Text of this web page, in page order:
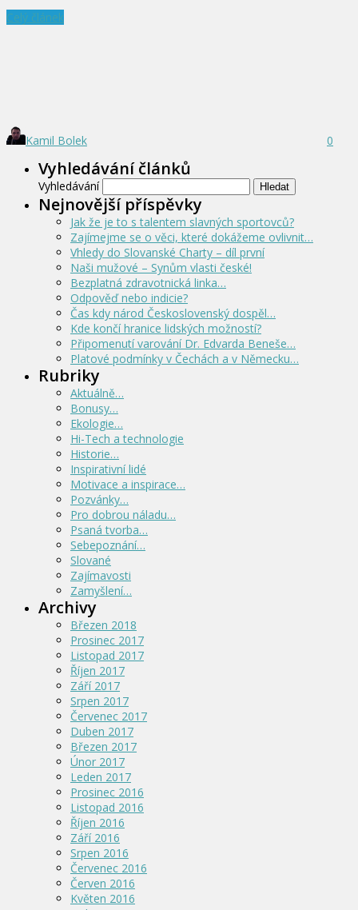
Celý článek
Kamil Bolek 0
Vyhledávání článků
Vyhledávání
Nejnovější příspěvky
Jak že je to s talentem slavných sportovců?
Zajímejme se o věci, které dokážeme ovlivnit…
Vhledy do Slovanské Charty – díl první
Naši mužové – Synům vlasti české!
Bezplatná zdravotnická linka…
Odpověď nebo indicie?
Čas kdy národ Československý dospěl…
Kde končí hranice lidských možností?
Připomenutí varování Dr. Edvarda Beneše…
Platové podmínky v Čechách a v Německu…
Rubriky
Aktuálně…
Bonusy…
Ekologie…
Hi-Tech a technologie
Historie…
Inspirativní lidé
Motivace a inspirace…
Pozvánky…
Pro dobrou náladu…
Psaná tvorba…
Sebepoznání…
Slované
Zajímavosti
Zamyšlení…
Archivy
Březen 2018
Prosinec 2017
Listopad 2017
Říjen 2017
Září 2017
Srpen 2017
Červenec 2017
Duben 2017
Březen 2017
Únor 2017
Leden 2017
Prosinec 2016
Listopad 2016
Říjen 2016
Září 2016
Srpen 2016
Červenec 2016
Červen 2016
Květen 2016